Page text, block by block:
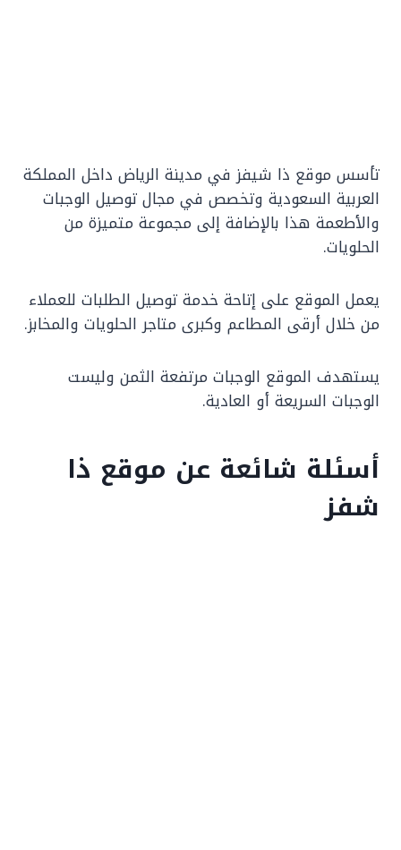
تأسس موقع ذا شيفز في مدينة الرياض داخل المملكة
العربية السعودية وتخصص في مجال توصيل الوجبات
والأطعمة هذا بالإضافة إلى مجموعة متميزة من
الحلويات.
يعمل الموقع على إتاحة خدمة توصيل الطلبات للعملاء
من خلال أرقى المطاعم وكبرى متاجر الحلويات والمخابز.
يستهدف الموقع الوجبات مرتفعة الثمن وليست
الوجبات السريعة أو العادية.
أسئلة شائعة عن موقع ذا
شفز